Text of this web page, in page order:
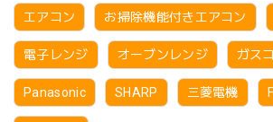
エアコン お掃除機能付きエアコン
電子レンジ オーブンレンジ ガス
Panasonic SHARP 三菱電機